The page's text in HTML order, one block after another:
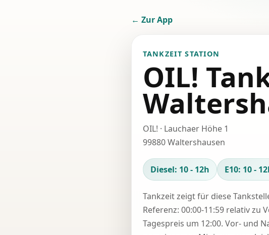
← Zur App
TANKZEIT STATION
OIL!
OIL! · Lauchaer Höhe 1
99880 Waltershausen
Diesel: 10 - 12h E10: 10 -
Tankzeit zeigt für diese
Referenz: 00:00-11:59 relativ zu
Tagespreis um 12:00. Vor- und